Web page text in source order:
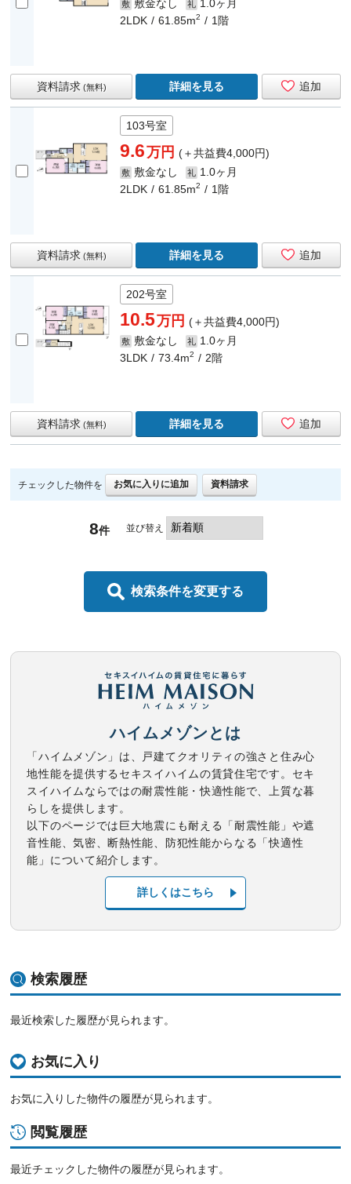
敷 敷金なし 礼 1.0ヶ月
2LDK
61.85m2 1階
追加
資料請求 (無料) 詳細を見る
103号室
9.6万円(＋共益費4,000円)
敷 敷金なし 礼 1.0ヶ月
2LDK
61.85m2 1階
追加
資料請求 (無料) 詳細を見る
202号室
10.5万円(＋共益費4,000円)
敷 敷金なし 礼 1.0ヶ月
3LDK
73.4m2 2階
追加
資料請求 (無料) 詳細を見る
チェックした物件を お気に入りに追加 資料請求
8件 並び替え
検索条件を変更する
ハイムメゾンとは
「ハイムメゾン」は、戸建てクオリティの強さと住み心
地性能を提供するセキスイハイムの賃貸住宅です。セキ
スイハイムならではの耐震性能・快適性能で、上質な暮
らしを提供します。
以下のページでは巨大地震にも耐える「耐震性能」や遮
音性能、気密、断熱性能、防犯性能からなる「快適性
能」について紹介します。
詳しくはこちら
お気に入り
お気に入りした物件の履歴が見られます。
閲覧履歴
最近チェックした物件の履歴が見られます。
検索履歴
最近検索した履歴が見られます。